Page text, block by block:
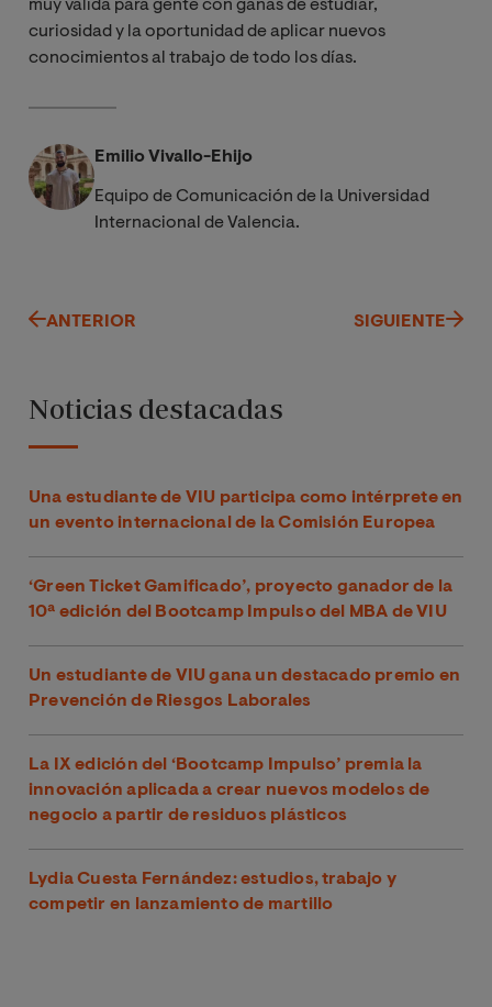
muy válida para gente con ganas de estudiar,
curiosidad y la oportunidad de aplicar nuevos
conocimientos al trabajo de todo los días.
Emilio Vivallo-Ehijo
Equipo de Comunicación de la Universidad
Internacional de Valencia.
ANTERIOR SIGUIENTE
Noticias destacadas
Una estudiante de VIU participa como intérprete en
un evento internacional de la Comisión Europea
‘Green Ticket Gamificado’, proyecto ganador de la
10ª edición del Bootcamp Impulso del MBA de VIU
Un estudiante de VIU gana un destacado premio en
Prevención de Riesgos Laborales
La IX edición del ‘Bootcamp Impulso’ premia la
innovación aplicada a crear nuevos modelos de
negocio a partir de residuos plásticos
Lydia Cuesta Fernández: estudios, trabajo y
competir en lanzamiento de martillo